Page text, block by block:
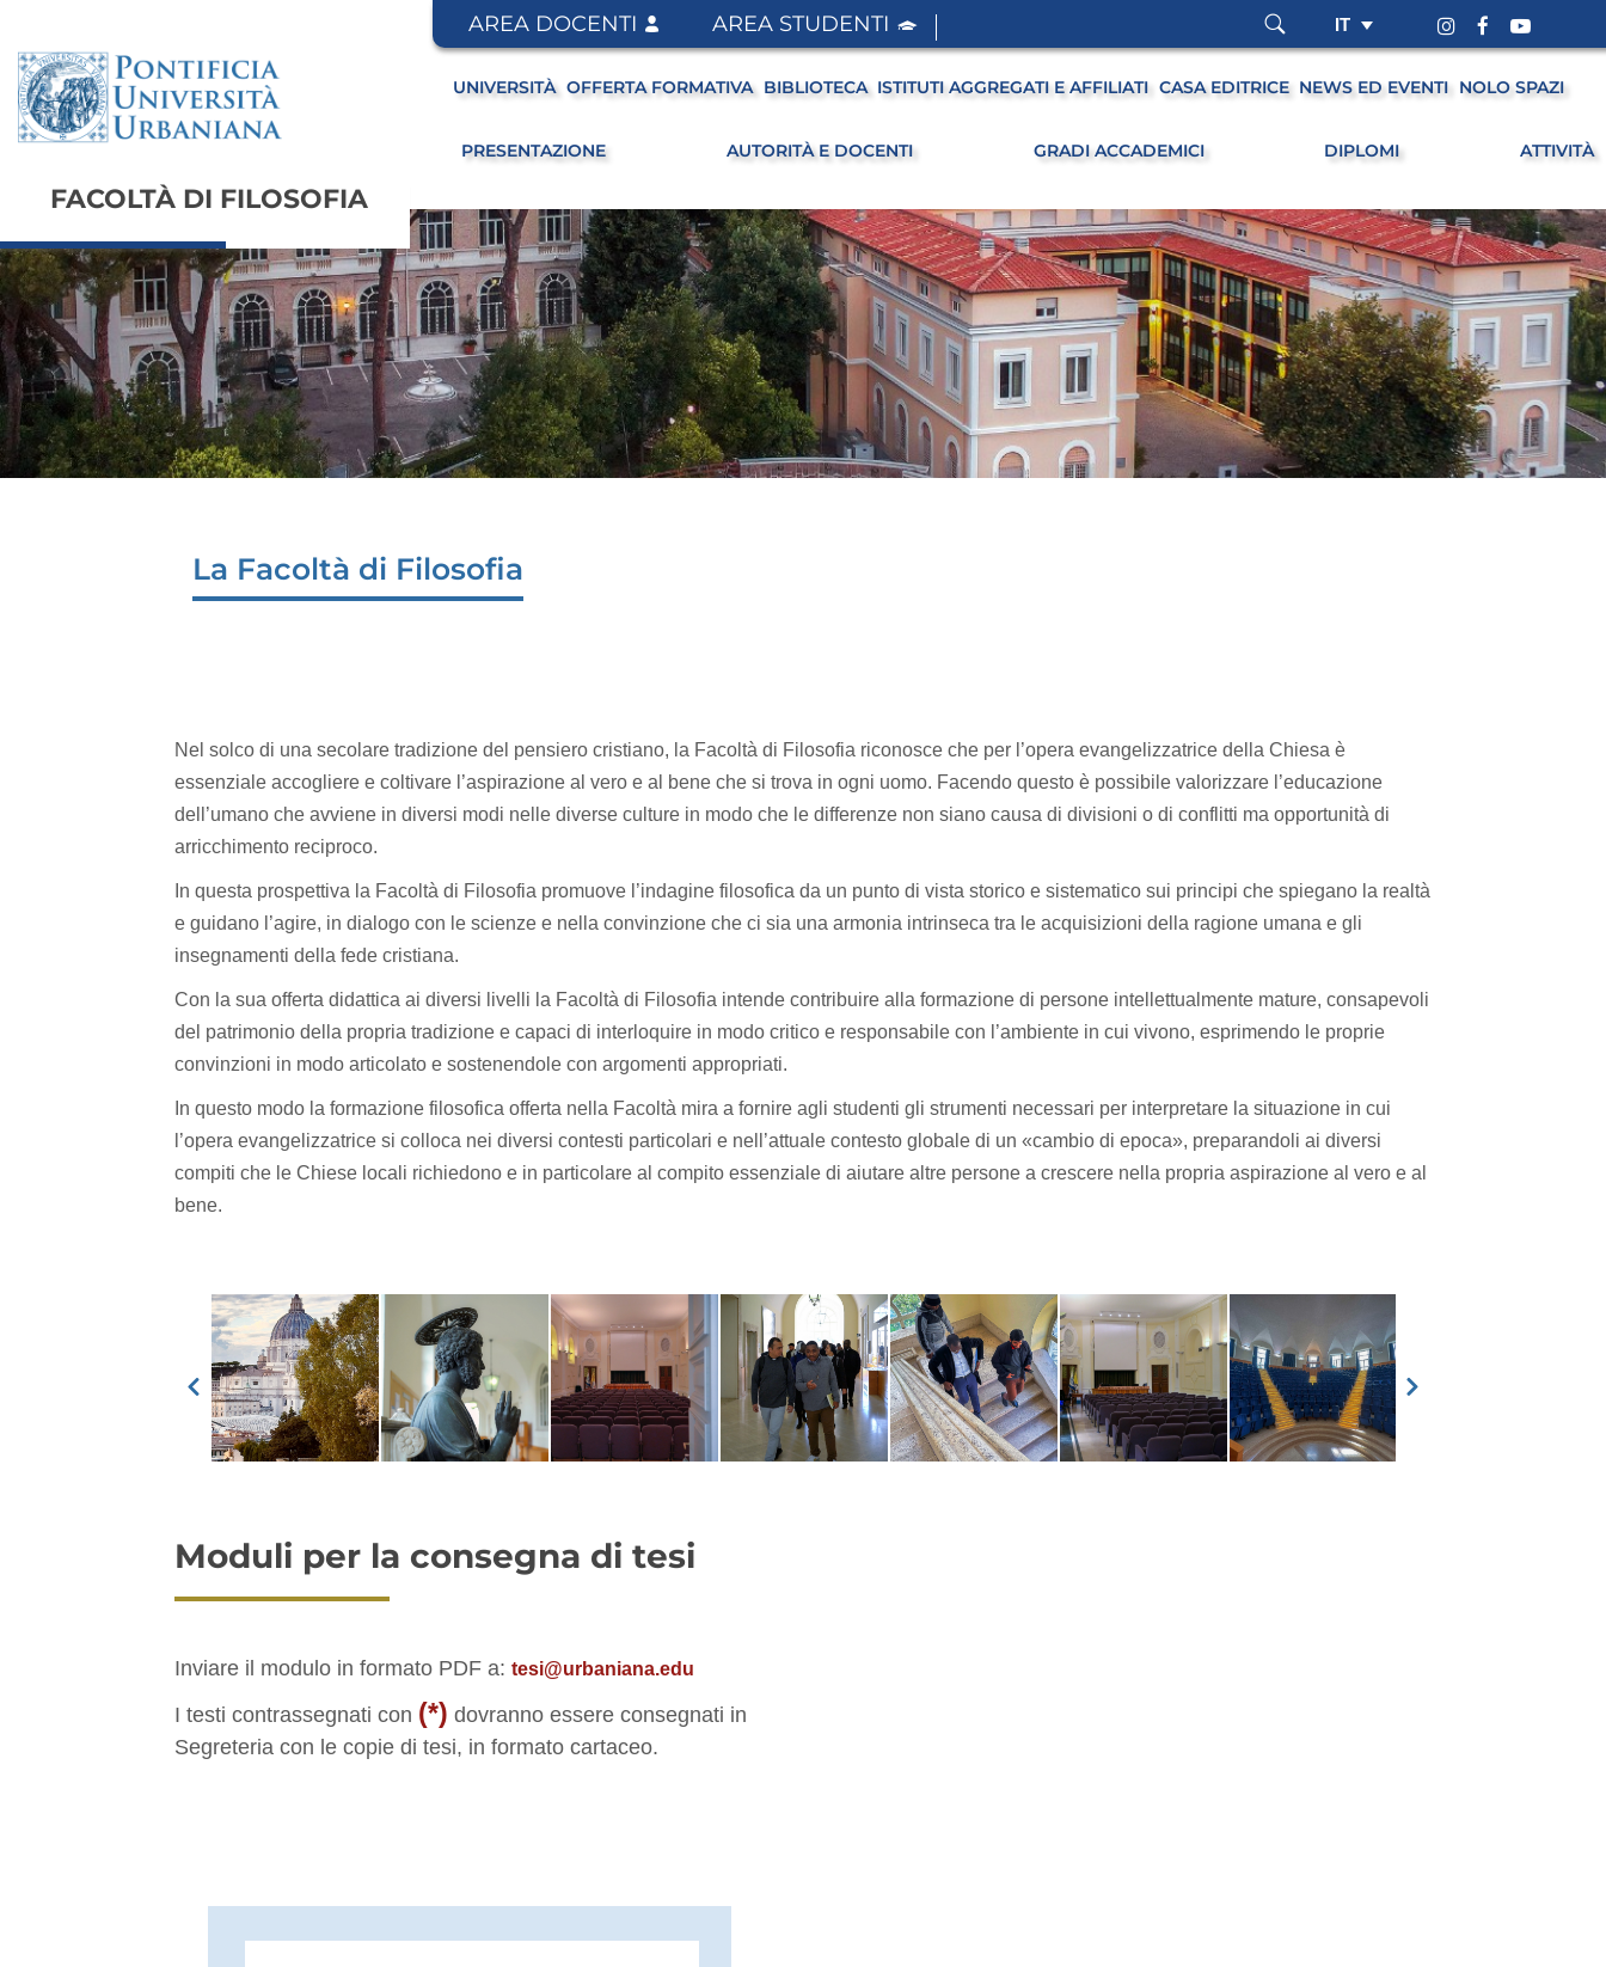
AREA DOCENTI AREA STUDENTI IT
UNIVERSITÀ OFFERTA FORMATIVA BIBLIOTECA ISTITUTI AGGREGATI E AFFILIATI CASA EDITRICE NEWS ED EVENTI NOLO SPAZI
FACOLTÀ DI FILOSOFIA
PRESENTAZIONE AUTORITÀ E DOCENTI GRADI ACCADEMICI DIPLOMI ATTIVITÀ
La Facoltà di Filosofia
Nel solco di una secolare tradizione del pensiero cristiano, la Facoltà di Filosofia riconosce che per l’opera evangelizzatrice della Chiesa è
essenziale accogliere e coltivare l’aspirazione al vero e al bene che si trova in ogni uomo. Facendo questo è possibile valorizzare l’educazione
dell’umano che avviene in diversi modi nelle diverse culture in modo che le differenze non siano causa di divisioni o di conflitti ma opportunità di
arricchimento reciproco.
In questa prospettiva la Facoltà di Filosofia promuove l’indagine filosofica da un punto di vista storico e sistematico sui principi che spiegano la realtà
e guidano l’agire, in dialogo con le scienze e nella convinzione che ci sia una armonia intrinseca tra le acquisizioni della ragione umana e gli
insegnamenti della fede cristiana.
Con la sua offerta didattica ai diversi livelli la Facoltà di Filosofia intende contribuire alla formazione di persone intellettualmente mature, consapevoli
del patrimonio della propria tradizione e capaci di interloquire in modo critico e responsabile con l’ambiente in cui vivono, esprimendo le proprie
convinzioni in modo articolato e sostenendole con argomenti appropriati.
In questo modo la formazione filosofica offerta nella Facoltà mira a fornire agli studenti gli strumenti necessari per interpretare la situazione in cui
l’opera evangelizzatrice si colloca nei diversi contesti particolari e nell’attuale contesto globale di un «cambio di epoca», preparandoli ai diversi
compiti che le Chiese locali richiedono e in particolare al compito essenziale di aiutare altre persone a crescere nella propria aspirazione al vero e al
bene.
Moduli per la consegna di tesi
Inviare il modulo in formato PDF a:tesi@urbaniana.edu
I testi contrassegnati con (*) dovranno essere consegnati in
Segreteria con le copie di tesi, in formato cartaceo.